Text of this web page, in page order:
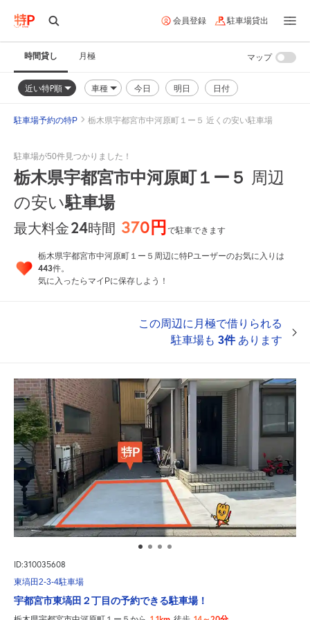
会員登録 駐車場貸出
時間貸し 月極
近い特P順 車種 今日 明日 日付
マップ
駐車場予約の特P 栃木県宇都宮市中河原町１ー５ 近くの安い駐車場
駐車場が50件見つかりました！
栃木県宇都宮市中河原町１ー５ 周辺
の安い駐車場
最大料金24時間 370円で駐車できます
栃木県宇都宮市中河原町１ー５周辺に特Pユーザーのお気に入りは
443件。
気に入ったらマイPに保存しよう！
この周辺に月極で借りられる
駐車場も 3件あります
ID:310035608
東塙田2-3-4駐車場
宇都宮市東塙田２丁目の予約できる駐車場！